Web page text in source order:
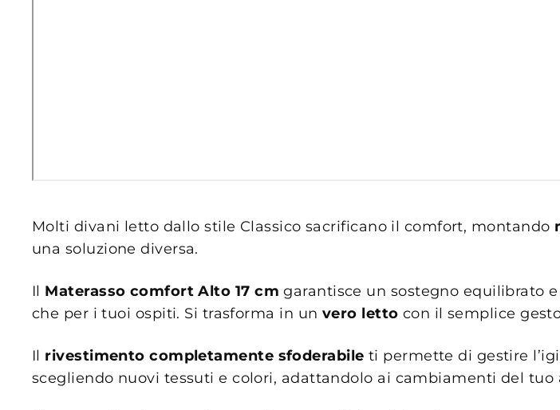
Molti divani letto dallo stile Classico sacrificano il comfort, montando
una soluzione diversa.
Il Materasso comfort Alto 17 cm garantisce un sostegno equilibrato e
che per i tuoi ospiti. Si trasforma in un vero letto con il semplice
Il rivestimento completamente sfoderabile ti permette di gestire
scegliendo nuovi tessuti e colori, adattandolo ai cambiamenti del tuo